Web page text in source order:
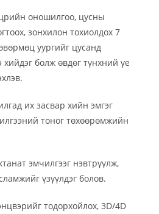
оношилгоо, цусны
зонхилон тохиолдох 7
уургийг цусанд
болж өвдөг түнхний үе
их засвар хийн эмгэг
тоног төхөөрөмжийн
эмчилгээг нэвтрүүлж,
үзүүлдэг болов.
тодорхойлох, 3D/4D